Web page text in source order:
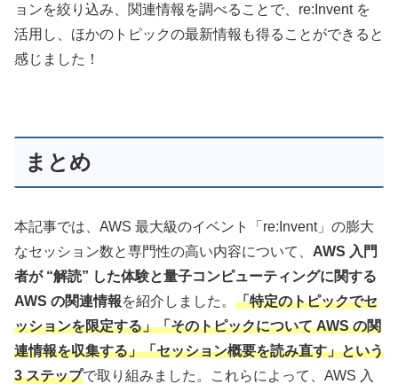
ョンを絞り込み、関連情報を調べることで、re:Invent を
活用し、ほかのトピックの最新情報も得ることができると
感じました！
まとめ
本記事では、AWS 最大級のイベント「re:Invent」の膨大
なセッション数と専門性の高い内容について、 AWS 入門
者が “解読” した体験と量子コンピューティングに関する
AWS の関連情報を紹介しました。 「特定のトピックでセ
ッションを限定する」「そのトピックについて AWS の関
連情報を収集する」「セッション概要を読み直す」という
3 ステップで取り組みました。これらによって、AWS 入